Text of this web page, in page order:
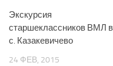
Экскурсия
старшеклассников ВМЛ в
с. Казакевичево
24 ФЕВ, 2015